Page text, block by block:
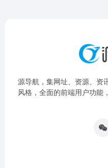
源导航，集网址、资源、资
风格，全面的前端用户功能